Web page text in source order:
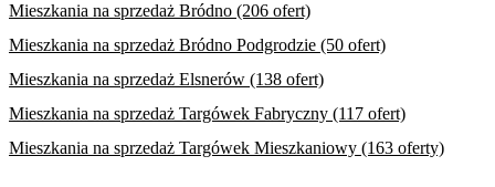
Mieszkania na sprzedaż Bródno (206 ofert)
Mieszkania na sprzedaż Bródno Podgrodzie (50 ofert)
Mieszkania na sprzedaż Elsnerów (138 ofert)
Mieszkania na sprzedaż Targówek Fabryczny (117 ofert)
Mieszkania na sprzedaż Targówek Mieszkaniowy (163 oferty)